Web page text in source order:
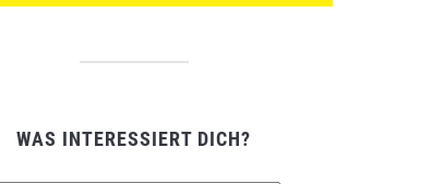
WAS INTERESSIERT DICH?